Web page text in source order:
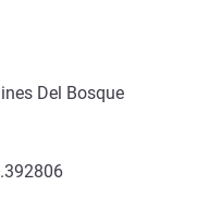
Del Bosque